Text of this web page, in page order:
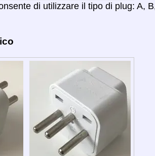
di utilizzare il tipo di plug: A,